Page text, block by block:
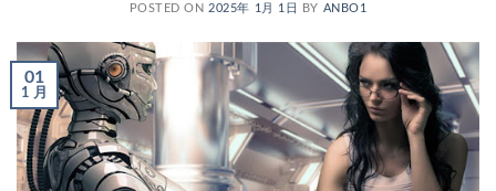
POSTED ON 2025年 1月 1日 BY ANBO1
01
1 月